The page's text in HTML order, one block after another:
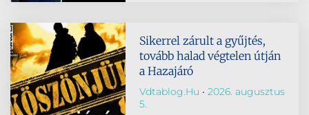
Sikerrel zárult a gyűjtés,
tovább halad végtelen útján
a Hazajáró
Vdtablog.hu
2026. augusztus
5.